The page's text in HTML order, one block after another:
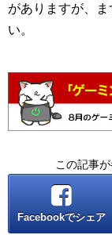
がありますが、
い。
この記事
Facebookでシェア